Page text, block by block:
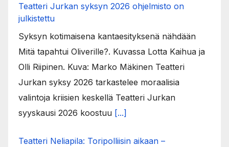
Teatteri Jurkan syksyn 2026 ohjelmisto on
julkistettu
Syksyn kotimaisena kantaesityksenä nähdään
Mitä tapahtui Oliverille?. Kuvassa Lotta Kaihua ja
Olli Riipinen. Kuva: Marko Mäkinen Teatteri
Jurkan syksy 2026 tarkastelee moraalisia
valintoja kriisien keskellä Teatteri Jurkan
syyskausi 2026 koostuu [...]
Teatteri Neliapila: Toripolliisin aikaan –